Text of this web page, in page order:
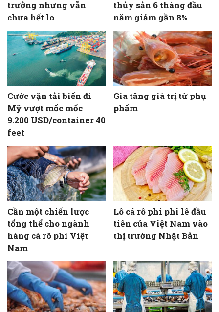
trưởng nhưng vẫn
chưa hết lo
thủy sản 6 tháng đầu
năm giảm gần 8%
Cước vận tải biển đi
Mỹ vượt mốc mốc
9.200 USD/container 40
feet
Gia tăng giá trị từ phụ
phẩm
Cần một chiến lược
tổng thể cho ngành
hàng cá rô phi Việt
Nam
Lô cá rô phi phi lê đầu
tiên của Việt Nam vào
thị trường Nhật Bản